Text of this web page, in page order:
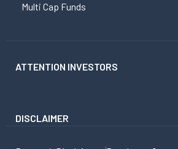
Multi Cap Funds
ATTENTION INVESTORS
DISCLAIMER